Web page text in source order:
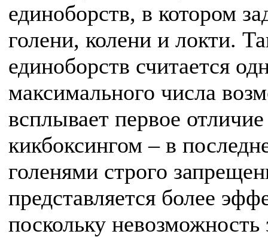
единоборств, в котором
голени, колени и локти.
единоборств считается
максимального числа
всплывает первое
кикбоксингом – в
голенями строго
представляется более
поскольку невозможность